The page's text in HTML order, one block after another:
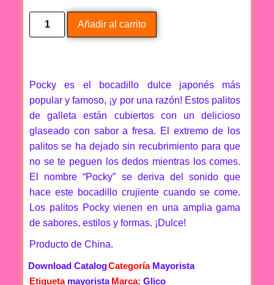
Añadir al carrito
Pocky es el bocadillo dulce japonés más
popular y famoso, ¡y por una razón! Estos palitos
de galleta están cubiertos con un delicioso
glaseado con sabor a fresa. El extremo de los
palitos se ha dejado sin recubrimiento para que
no se te peguen los dedos mientras los comes.
El nombre “Pocky” se deriva del sonido que
hace este bocadillo crujiente cuando se come.
Los palitos Pocky vienen en una amplia gama
de sabores, estilos y formas. ¡Dulce!
Producto de China.
Download CatalogCategoría Mayorista
Etiqueta mayorista Marca: Glico